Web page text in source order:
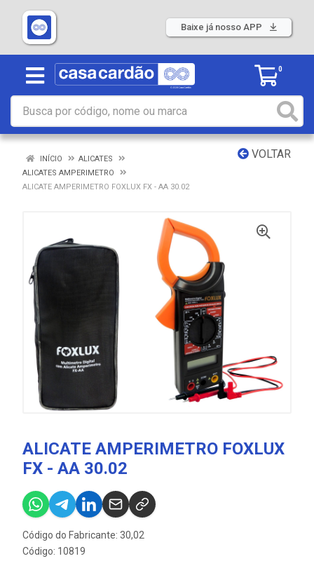
Baixe já nosso APP
0
VOLTAR
INÍCIO
ALICATES
ALICATES AMPERIMETRO
ALICATE AMPERIMETRO FOXLUX FX - AA 30.02
ALICATE AMPERIMETRO FOXLUX
FX - AA 30.02
Código do Fabricante: 30,02
Código: 10819